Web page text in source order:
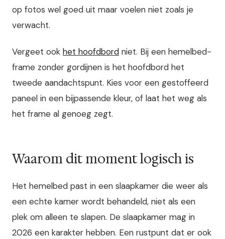
op fotos wel goed uit maar voelen niet zoals je
verwacht.
Vergeet ook het hoofdbord niet. Bij een hemelbed-
frame zonder gordijnen is het hoofdbord het
tweede aandachtspunt. Kies voor een gestoffeerd
paneel in een bijpassende kleur, of laat het weg als
het frame al genoeg zegt.
Waarom dit moment logisch is
Het hemelbed past in een slaapkamer die weer als
een echte kamer wordt behandeld, niet als een
plek om alleen te slapen. De slaapkamer mag in
2026 een karakter hebben. Een rustpunt dat er ook